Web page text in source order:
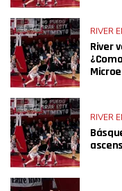
RIVER
River
RIVER